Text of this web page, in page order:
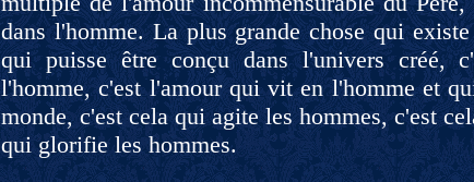
dans l'homme. La plus grande chose qui
qui puisse être conçu dans l'univers créé,
l'homme, c'est l'amour qui vit en l'homme et
monde, c'est cela qui agite les hommes, c'est
qui glorifie les hommes.